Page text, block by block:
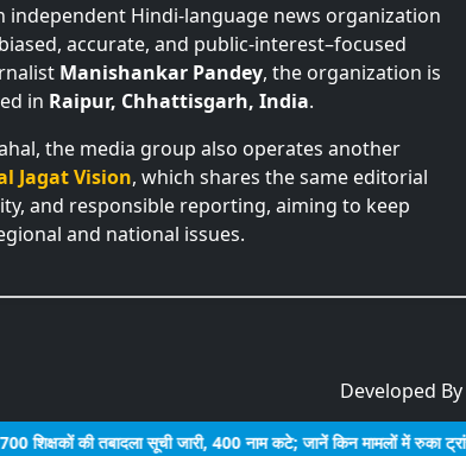
independent Hindi-language news organization
accurate, and public-interest–focused
Manishankar Pandey, the organization is
in Raipur, Chhattisgarh, India.
the media group also operates another
Jagat Vision, which shares the same editorial
and responsible reporting, aiming to keep
and national issues.
की तबादला सूची जारी, 400 नाम कटे; जानें किन मामलों में रुका ट्रांसफर
Developed By